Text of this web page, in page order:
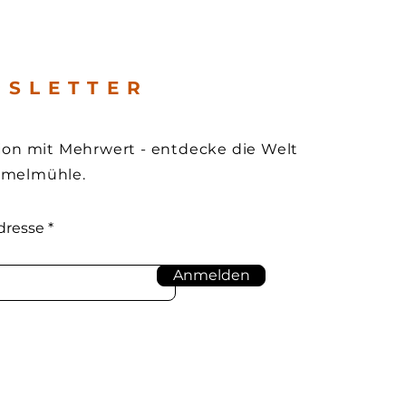
S L E T T E R
mit Mehrwert - entdecke die Welt
Anmelden